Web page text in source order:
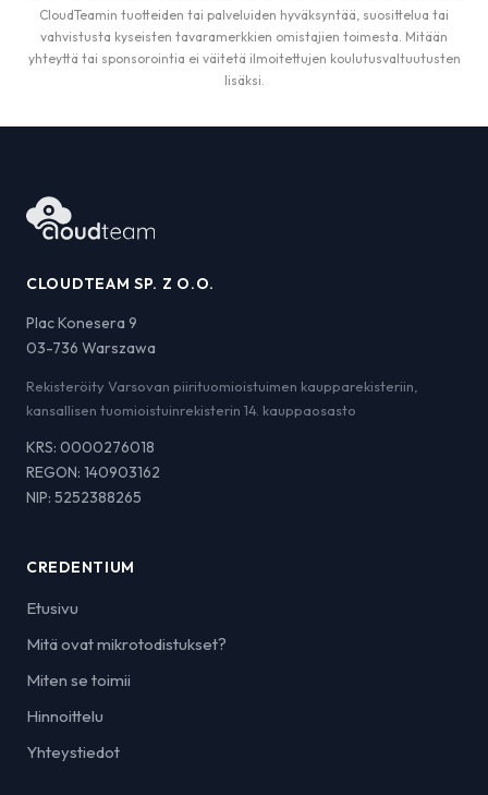
CloudTeamin tuotteiden tai palveluiden hyväksyntää, suosittelua tai
vahvistusta kyseisten tavaramerkkien omistajien toimesta. Mitään
yhteyttä tai sponsorointia ei väitetä ilmoitettujen koulutusvaltuutusten
lisäksi.
CLOUDTEAM SP. Z O.O.
Plac Konesera 9
03-736 Warszawa
Rekisteröity Varsovan piirituomioistuimen kaupparekisteriin,
kansallisen tuomioistuinrekisterin 14. kauppaosasto
KRS: 0000276018
REGON: 140903162
NIP: 5252388265
CREDENTIUM
Etusivu
Mitä ovat mikrotodistukset?
Miten se toimii
Hinnoittelu
Yhteystiedot